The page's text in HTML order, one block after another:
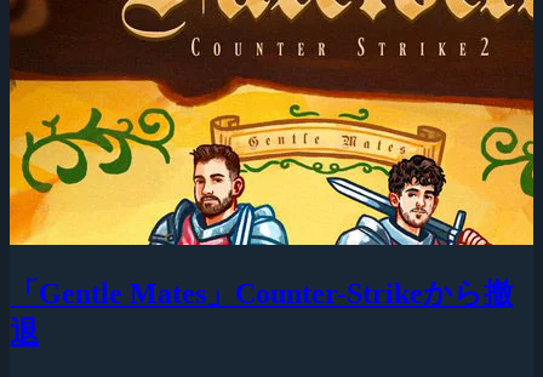
「Gentle Mates」Counter-Strikeから撤
退